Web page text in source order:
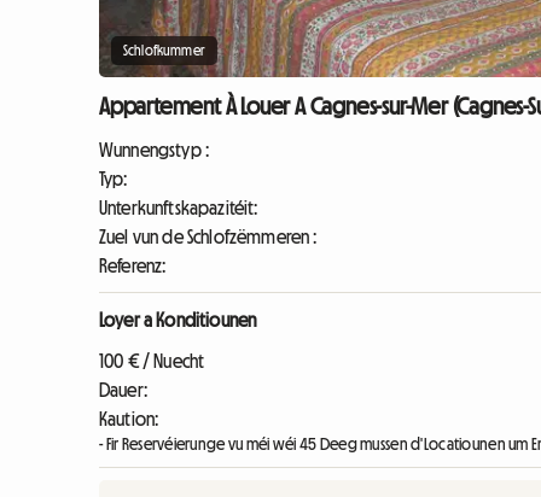
Schlofkummer
Appartement À Louer A Cagnes-sur-Mer (Cagnes-
Wunnengstyp :
Typ:
Unterkunftskapazitéit:
Zuel vun de Schlofzëmmeren :
Referenz:
Loyer a Konditiounen
100 € / Nuecht
Dauer:
Kaution:
- Fir Reservéierunge vu méi wéi 45 Deeg mussen d'Locatiounen um